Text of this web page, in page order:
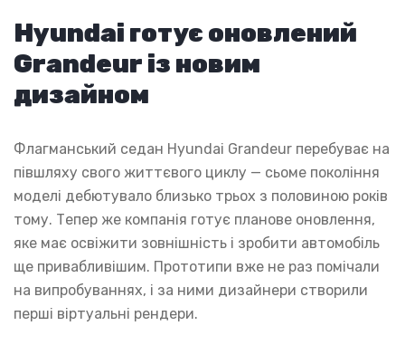
Hyundai готує оновлений
Grandeur із новим
дизайном
Флагманський седан Hyundai Grandeur перебуває на
півшляху свого життєвого циклу — сьоме покоління
моделі дебютувало близько трьох з половиною років
тому. Тепер же компанія готує планове оновлення,
яке має освіжити зовнішність і зробити автомобіль
ще привабливішим. Прототипи вже не раз помічали
на випробуваннях, і за ними дизайнери створили
перші віртуальні рендери.